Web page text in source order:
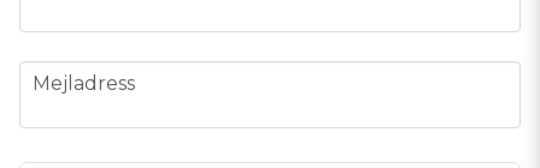
email
Mejladress